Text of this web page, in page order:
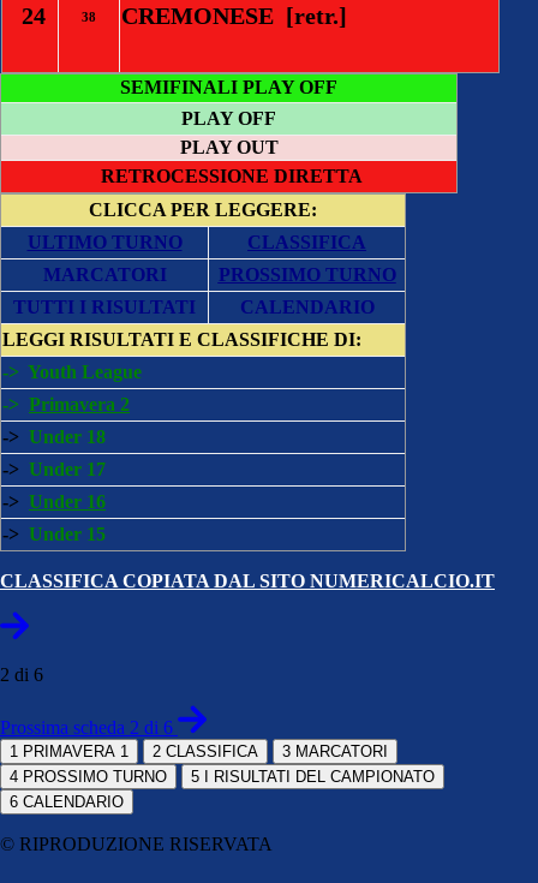
24 38 CREMONESE [retr.]
SEMIFINALI PLAY OFF
PLAY OFF
PLAY OUT
RETROCESSIONE DIRETTA
CLICCA PER LEGGERE:
ULTIMO TURNO
CLASSIFICA
MARCATORI
PROSSIMO TURNO
TUTTI I RISULTATI
CALENDARIO
LEGGI RISULTATI E CLASSIFICHE DI:
-> Youth League
-> Primavera 2
-> Under 18
-> Under 17
-> Under 16
-> Under 15
CLASSIFICA COPIATA DAL SITO NUMERICALCIO.IT
2 di 6
Prossima scheda 2 di 6
1 PRIMAVERA 1 2 CLASSIFICA 3 MARCATORI
4 PROSSIMO TURNO 5
I RISULTATI DEL CAMPIONATO
6 CALENDARIO
© RIPRODUZIONE RISERVATA